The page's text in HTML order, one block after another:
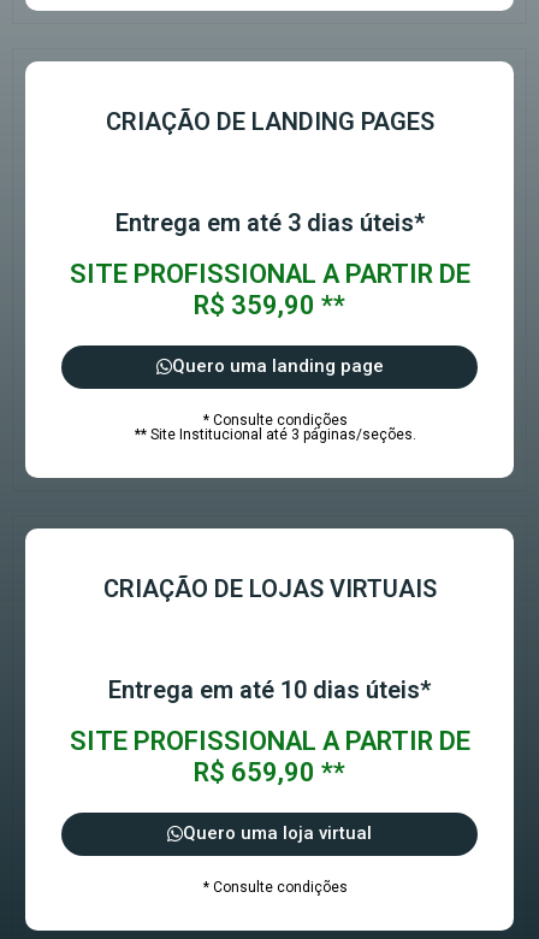
CRIAÇÃO DE LANDING PAGES
Entrega em até 3 dias úteis*
SITE PROFISSIONAL A PARTIR DE
R$ 359,90 **
Quero uma landing page
* Consulte condições
** Site Institucional até 3 páginas/seções.
CRIAÇÃO DE LOJAS VIRTUAIS
Entrega em até 10 dias úteis*
SITE PROFISSIONAL A PARTIR DE
R$ 659,90 **
Quero uma loja virtual
* Consulte condições